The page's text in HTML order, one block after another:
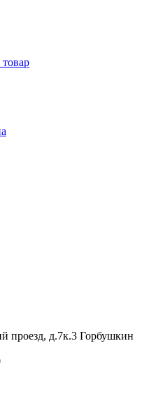
проезд, д.7к.3 Горбушкин